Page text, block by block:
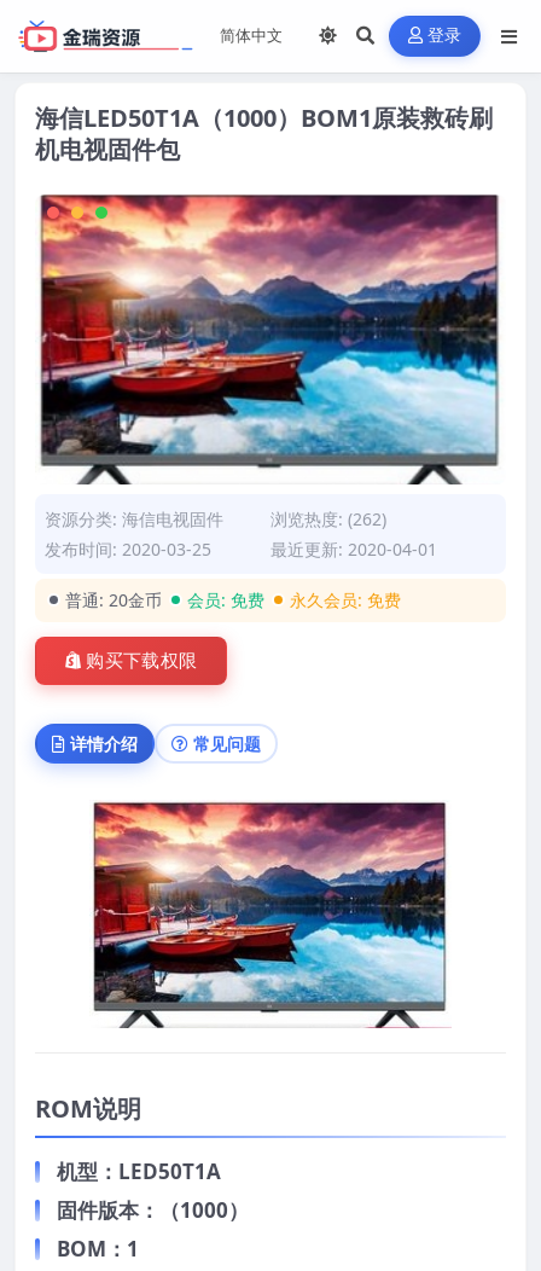
登录
海信LED50T1A（1000）BOM1原装救砖刷
机电视固件包
资源分类: 海信电视固件
浏览热度: (262)
发布时间: 2020-03-25
最近更新: 2020-04-01
普通: 20金币 会员: 免费 永久会员: 免费
购买下载权限
详情介绍 常见问题
ROM说明
机型：LED50T1A
固件版本：（1000）
BOM：1